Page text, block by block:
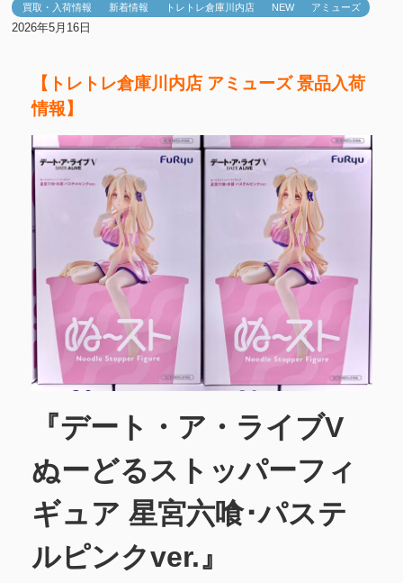
買取・入荷情報 新着情報 トレトレ倉庫川内店 NEW アミューズ
2026年5月16日
【トレトレ倉庫川内店 アミューズ 景品入荷
情報】
『デート・ア・ライブV
ぬーどるストッパーフィ
ギュア 星宮六喰･パステ
ルピンクver.』